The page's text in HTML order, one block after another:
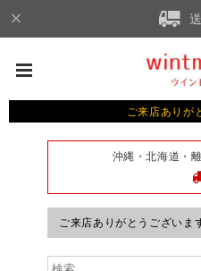
ご来店ありが
沖縄・北海道・
ご来店ありがとうございま